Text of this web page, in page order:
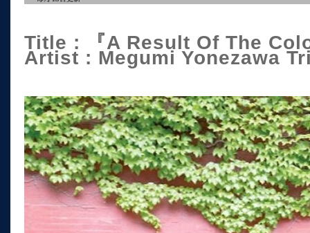
Title : 『A Result Of The
Artist : Megumi Yonezawa